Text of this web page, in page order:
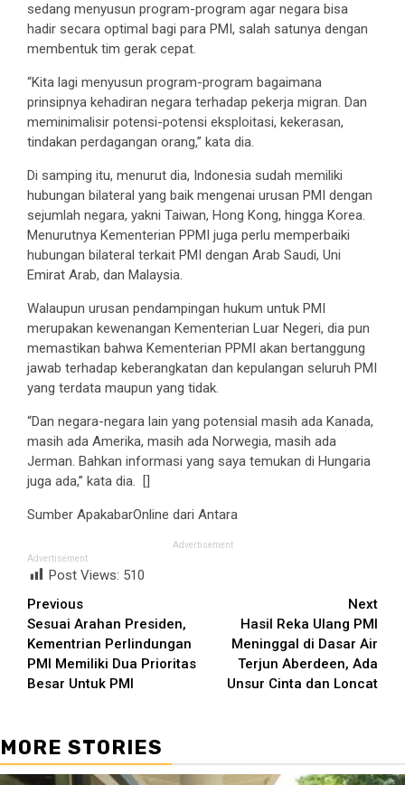
sedang menyusun program-program agar negara bisa
hadir secara optimal bagi para PMI, salah satunya dengan
membentuk tim gerak cepat.
“Kita lagi menyusun program-program bagaimana
prinsipnya kehadiran negara terhadap pekerja migran. Dan
meminimalisir potensi-potensi eksploitasi, kekerasan,
tindakan perdagangan orang,” kata dia.
Di samping itu, menurut dia, Indonesia sudah memiliki
hubungan bilateral yang baik mengenai urusan PMI dengan
sejumlah negara, yakni Taiwan, Hong Kong, hingga Korea.
Menurutnya Kementerian PPMI juga perlu memperbaiki
hubungan bilateral terkait PMI dengan Arab Saudi, Uni
Emirat Arab, dan Malaysia.
Walaupun urusan pendampingan hukum untuk PMI
merupakan kewenangan Kementerian Luar Negeri, dia pun
memastikan bahwa Kementerian PPMI akan bertanggung
jawab terhadap keberangkatan dan kepulangan seluruh PMI
yang terdata maupun yang tidak.
“Dan negara-negara lain yang potensial masih ada Kanada,
masih ada Amerika, masih ada Norwegia, masih ada
Jerman. Bahkan informasi yang saya temukan di Hungaria
juga ada,” kata dia. []
Sumber ApakabarOnline dari Antara
Advertisement
Advertisement
Post Views: 510
Continue
Reading
Previous
Sesuai Arahan Presiden,
Kementrian Perlindungan
PMI Memiliki Dua Prioritas
Besar Untuk PMI
Next
Hasil Reka Ulang PMI
Meninggal di Dasar Air
Terjun Aberdeen, Ada
Unsur Cinta dan Loncat
MORE STORIES